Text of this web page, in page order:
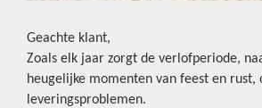
Geachte klant,
Zoals elk jaar zorgt de verlofperiode,
heugelijke momenten van feest en
leveringsproblemen.